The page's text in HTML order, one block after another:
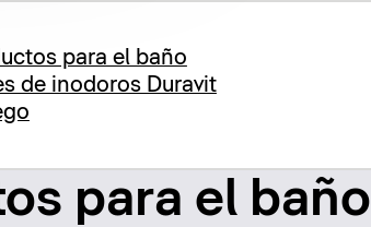
para el baño
de inodoros Duravit
para el baño